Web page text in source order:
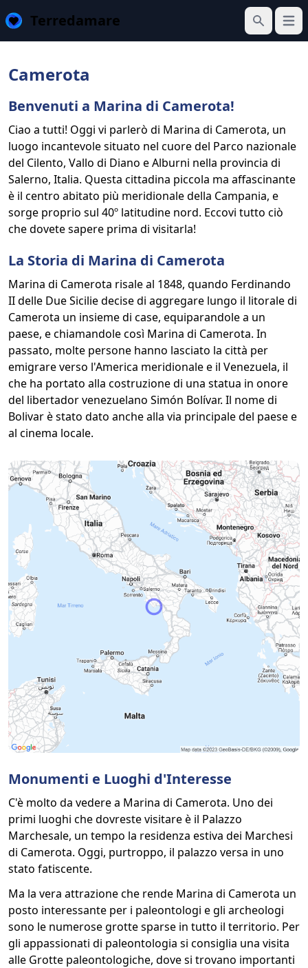
Terredamare
Cerca
Apri
Camerota
Benvenuti a Marina di Camerota!
Ciao a tutti! Oggi vi parlerò di Marina di Camerota, un
luogo incantevole situato nel cuore del Parco nazionale
del Cilento, Vallo di Diano e Alburni nella provincia di
Salerno, Italia. Questa cittadina piccola ma affascinante
è il centro abitato più meridionale della Campania, e
sorge proprio sul 40º latitudine nord. Eccovi tutto ciò
che dovete sapere prima di visitarla!
La Storia di Marina di Camerota
Marina di Camerota risale al 1848, quando Ferdinando
II delle Due Sicilie decise di aggregare lungo il litorale di
Camerota un insieme di case, equiparandole a un
paese, e chiamandole così Marina di Camerota. In
passato, molte persone hanno lasciato la città per
emigrare verso l'America meridionale e il Venezuela, il
che ha portato alla costruzione di una statua in onore
del libertador venezuelano Simón Bolívar. Il nome di
Bolivar è stato dato anche alla via principale del paese e
al cinema locale.
Monumenti e Luoghi d'Interesse
C'è molto da vedere a Marina di Camerota. Uno dei
primi luoghi che dovreste visitare è il Palazzo
Marchesale, un tempo la residenza estiva dei Marchesi
di Camerota. Oggi, purtroppo, il palazzo versa in uno
stato fatiscente.
Ma la vera attrazione che rende Marina di Camerota un
posto interessante per i paleontologi e gli archeologi
sono le numerose grotte sparse in tutto il territorio. Per
gli appassionati di paleontologia si consiglia una visita
alle Grotte paleontologiche, dove si trovano importanti